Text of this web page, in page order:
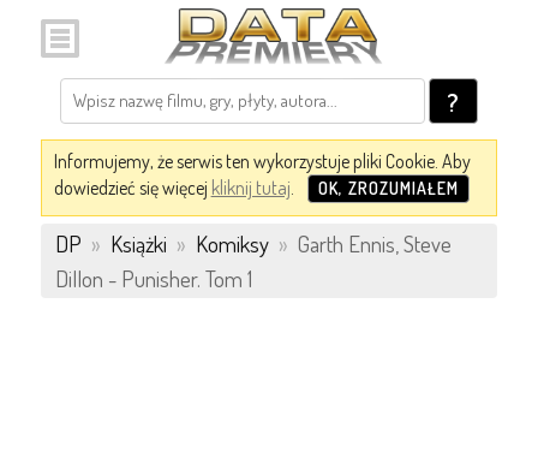
?
Informujemy, że serwis ten wykorzystuje pliki Cookie. Aby
dowiedzieć się więcej kliknij tutaj. OK, ZROZUMIAŁEM
DP » Książki » Komiksy » Garth Ennis, Steve
Dillon - Punisher. Tom 1